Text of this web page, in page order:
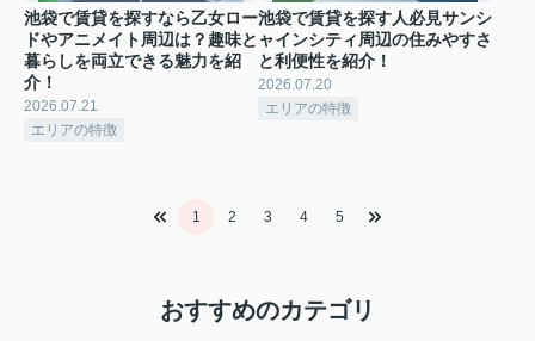
池袋で賃貸を探すなら乙女ロー
ドやアニメイト周辺は？趣味と
暮らしを両立できる魅力を紹
介！
2026.07.21
エリアの特徴
池袋で賃貸を探す人必見サンシ
ャインシティ周辺の住みやすさ
と利便性を紹介！
2026.07.20
エリアの特徴
1 2 3 4 5
おすすめのカテゴリ